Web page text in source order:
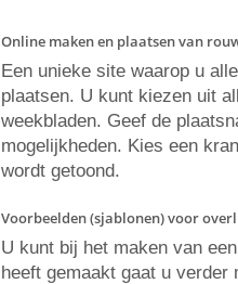
Online maken en plaatsen van
Een unieke site waarop u
plaatsen. U kunt kiezen uit
weekbladen. Geef de
mogelijkheden. Kies een
wordt getoond.
Voorbeelden (sjablonen) voor
U kunt bij het maken van
heeft gemaakt gaat u